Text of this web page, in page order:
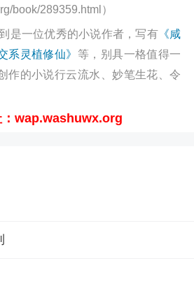
book/289359.html）
是一位优秀的小说作者，写有 《咸
系灵植修仙》 等，别具一格值得一
作的小说行云流水、妙笔生花、令
：wap.washuwx.org